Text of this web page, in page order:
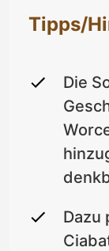
Tipps/
Die
Dazu